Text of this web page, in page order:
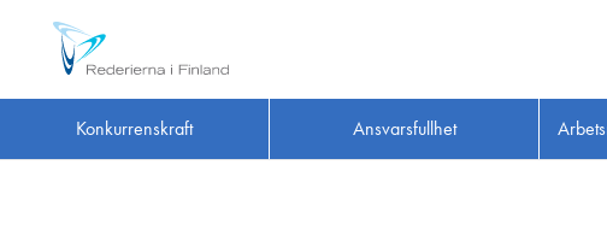
Konkurrenskraft Ansvarsfullhet